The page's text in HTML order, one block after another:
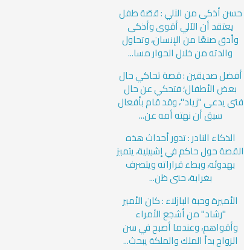
حسن أذكى من الآلي : قصّة طفل
يعتقد أن الآلي أقوى وأذكى
وأدق صنعًا من الإنسان، وتحاول
والدته من خلال الحوار مسا...
أفضل صديقين : قصة تحاكي حال
بعض الأطفال؛ فتحكي عن حال
فتى يدعى "زياد"، وقد قام بأفعال
سبق أن نهته أمه عن...
الذكاء النادر : تدور أحداث هذه
القصة حول حاكم في إشبيلية، يتميز
بهدوئه، وبطء قراراته ويتصرف
بغرابة، حتى ظن...
الأميرة وحبة البازلاء : كان الأمير
"رشاد" من أشجع الأمراء
وأقواهم، وعندما أصبح في سن
الزواج بدأ الملك والملكة يبحث...